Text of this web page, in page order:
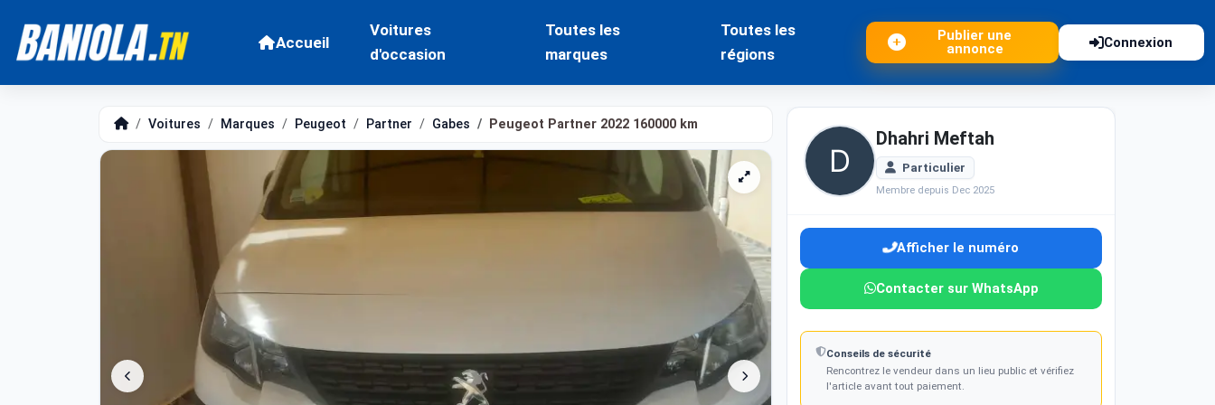
Accueil
Voitures
d'occasion
Toutes les
marques
Toutes les
régions
Publier une
annonce
Connexion
Voitures Marques Peugeot Partner Gabes Peugeot Partner 2022 160000 km
Dhahri Meftah
Particulier
Membre depuis Dec 2025
Afficher le numéro
Contacter sur WhatsApp
Conseils de sécurité
Rencontrez le vendeur dans un lieu public et vérifiez
l'article avant tout paiement.